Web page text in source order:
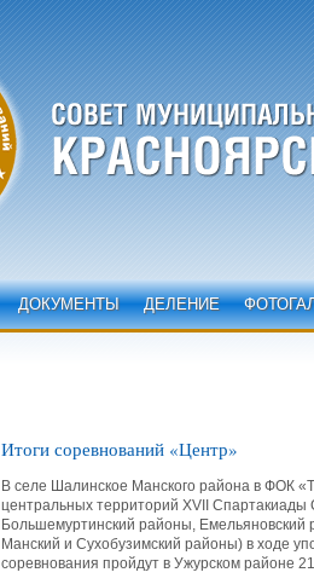
ДОКУМЕНТЫ ДЕЛЕНИЕ
Итоги соревнований «Центр»
В селе Шалинское Манского района в ФОК
центральных территорий XVII Спартакиады
Большемуртинский районы, Емельяновский
Манский и Сухобузимский районы) в ходе
соревнования пройдут в Ужурском районе